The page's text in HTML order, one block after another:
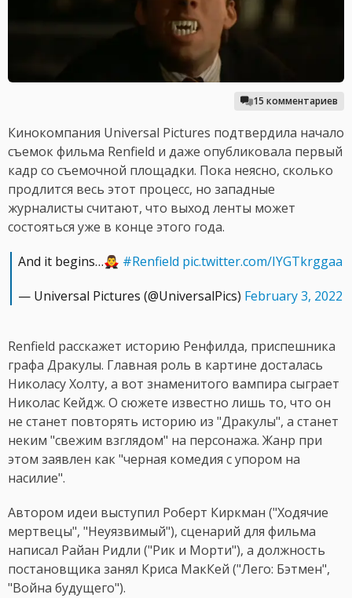
15 комментариев
Кинокомпания Universal Pictures подтвердила начало
съемок фильма Renfield и даже опубликовала первый
кадр со съемочной площадки. Пока неясно, сколько
продлится весь этот процесс, но западные
журналисты считают, что выход ленты может
состояться уже в конце этого года.
And it begins…🧛‍♂️ #Renfield pic.twitter.com/IYGTkrggaa
— Universal Pictures (@UniversalPics) February 3, 2022
Renfield расскажет историю Ренфилда, приспешника
графа Дракулы. Главная роль в картине досталась
Николасу Холту, а вот знаменитого вампира сыграет
Николас Кейдж. О сюжете известно лишь то, что он
не станет повторять историю из "Дракулы", а станет
неким "свежим взглядом" на персонажа. Жанр при
этом заявлен как "черная комедия с упором на
насилие".
Автором идеи выступил Роберт Киркман ("Ходячие
мертвецы", "Неуязвимый"), сценарий для фильма
написал Райан Ридли ("Рик и Морти"), а должность
постановщика занял Криса МакКей ("Лего: Бэтмен",
"Война будущего").